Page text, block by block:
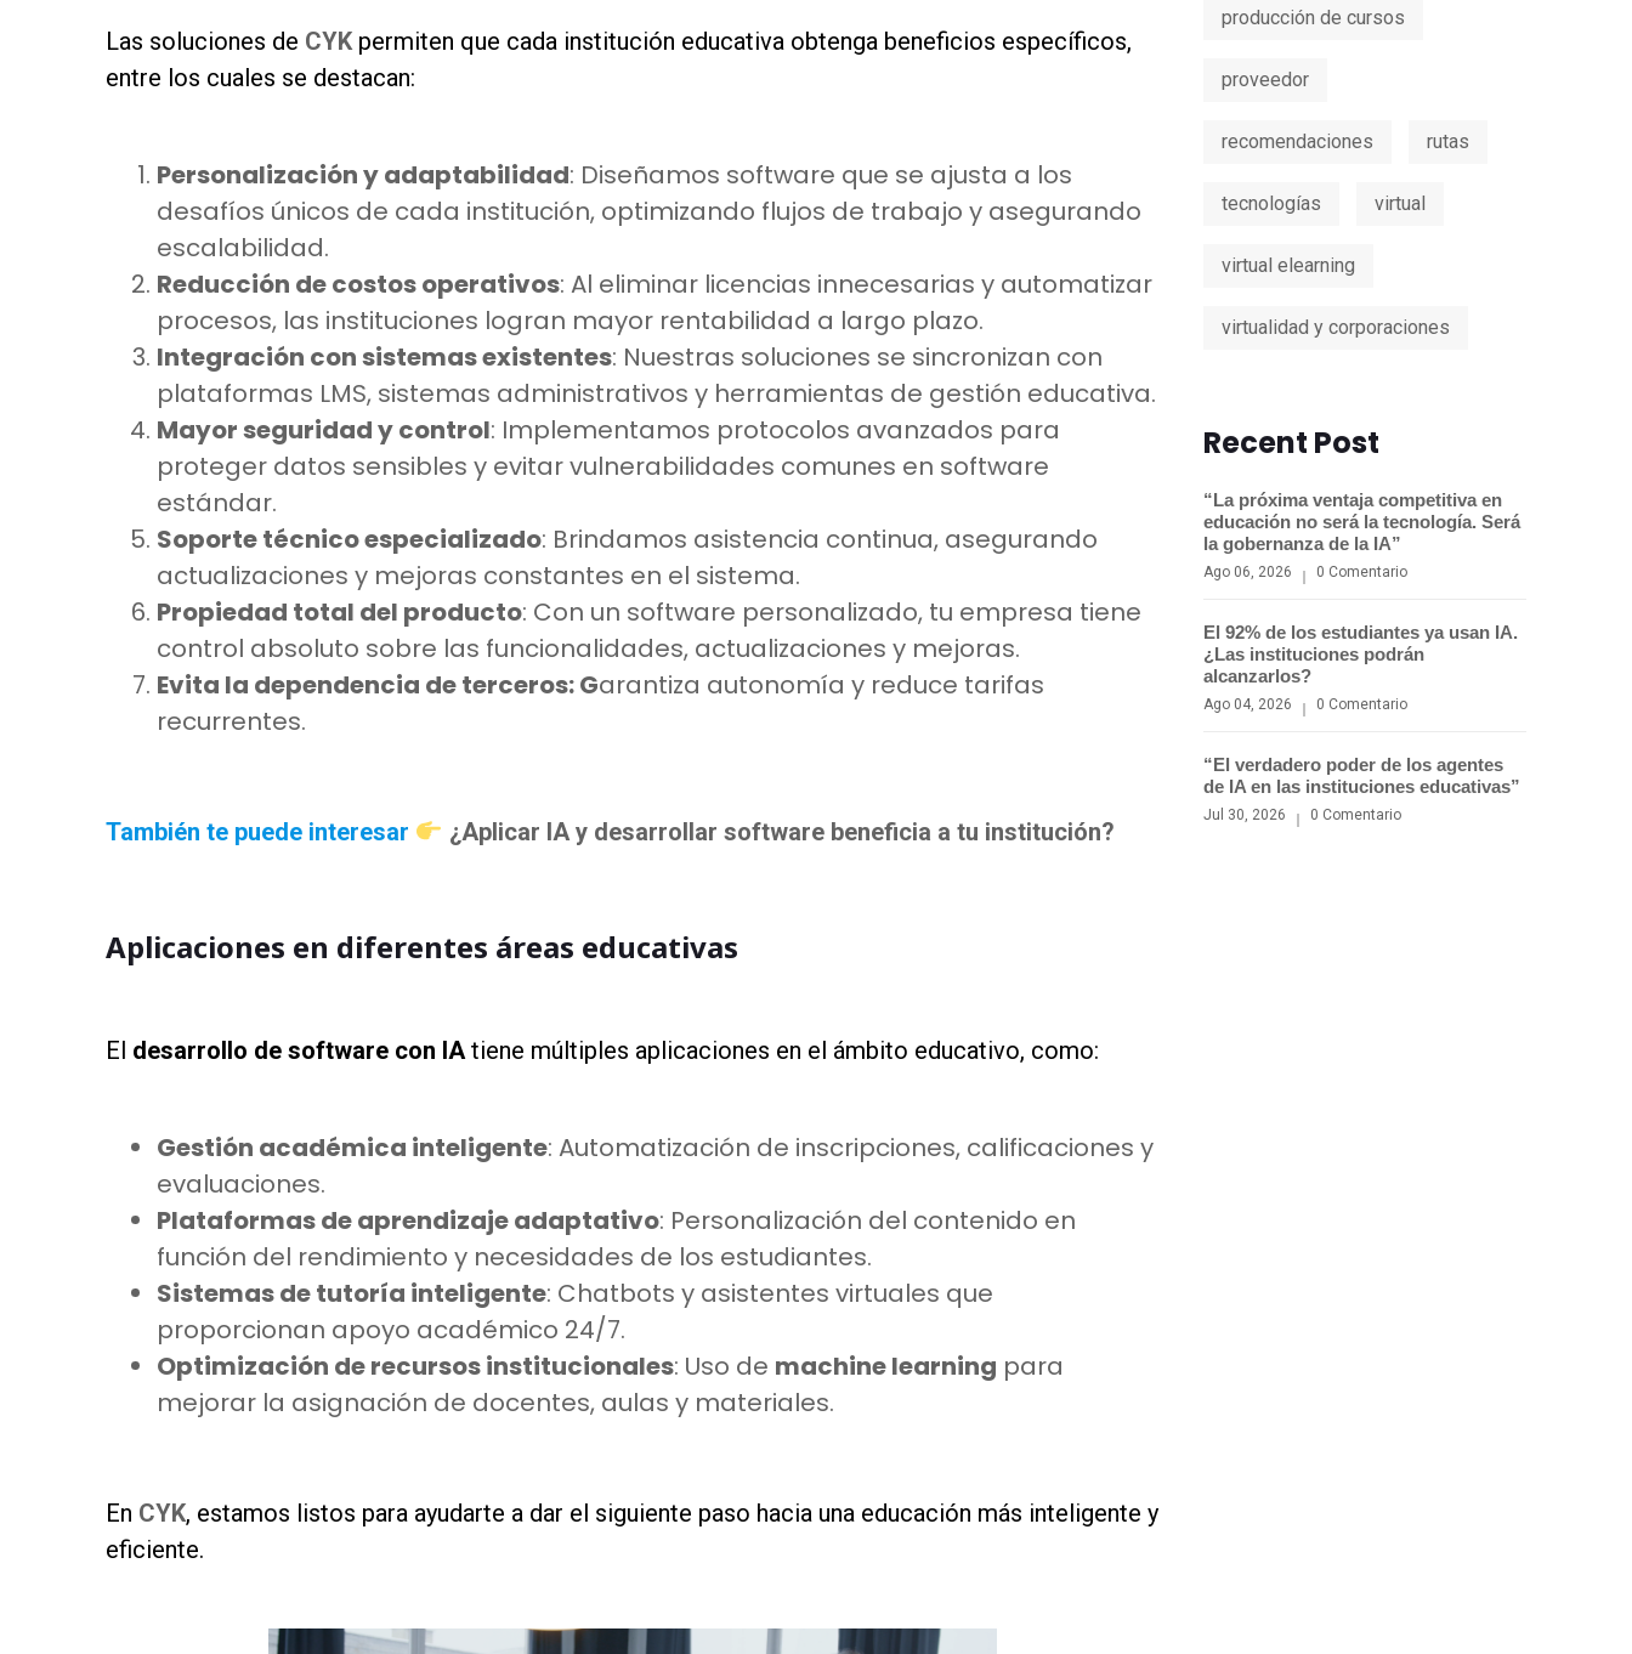
Las soluciones de CYK permiten que cada institución educativa obtenga beneficios específicos,
entre los cuales se destacan:
Personalización y adaptabilidad: Diseñamos software que se ajusta a los
desafíos únicos de cada institución, optimizando flujos de trabajo y asegurando
escalabilidad.
Reducción de costos operativos: Al eliminar licencias innecesarias y automatizar
procesos, las instituciones logran mayor rentabilidad a largo plazo.
Integración con sistemas existentes: Nuestras soluciones se sincronizan con
plataformas LMS, sistemas administrativos y herramientas de gestión educativa.
Mayor seguridad y control: Implementamos protocolos avanzados para
proteger datos sensibles y evitar vulnerabilidades comunes en software
estándar.
Soporte técnico especializado: Brindamos asistencia continua, asegurando
actualizaciones y mejoras constantes en el sistema.
Propiedad total del producto: Con un software personalizado, tu empresa tiene
control absoluto sobre las funcionalidades, actualizaciones y mejoras.
Evita la dependencia de terceros: Garantiza autonomía y reduce tarifas
recurrentes.
También te puede interesar
¿Aplicar IA y desarrollar software beneficia a tu institución?
Aplicaciones en diferentes áreas educativas
El desarrollo de software con IA tiene múltiples aplicaciones en el ámbito educativo, como:
Gestión académica inteligente: Automatización de inscripciones, calificaciones y
evaluaciones.
Plataformas de aprendizaje adaptativo: Personalización del contenido en
función del rendimiento y necesidades de los estudiantes.
Sistemas de tutoría inteligente: Chatbots y asistentes virtuales que
proporcionan apoyo académico 24/7.
Optimización de recursos institucionales: Uso de machine learning para
mejorar la asignación de docentes, aulas y materiales.
En CYK, estamos listos para ayudarte a dar el siguiente paso hacia una educación más inteligente y
eficiente.
producción de cursos
proveedor
recomendaciones rutas
tecnologías virtual
virtual elearning
virtualidad y corporaciones
Recent Post
“La próxima ventaja competitiva en
educación no será la tecnología. Será
la gobernanza de la IA”
Ago 06, 2026 0 Comentario
El 92% de los estudiantes ya usan IA.
¿Las instituciones podrán
alcanzarlos?
Ago 04, 2026 0 Comentario
“El verdadero poder de los agentes
de IA en las instituciones educativas”
Jul 30, 2026 0 Comentario